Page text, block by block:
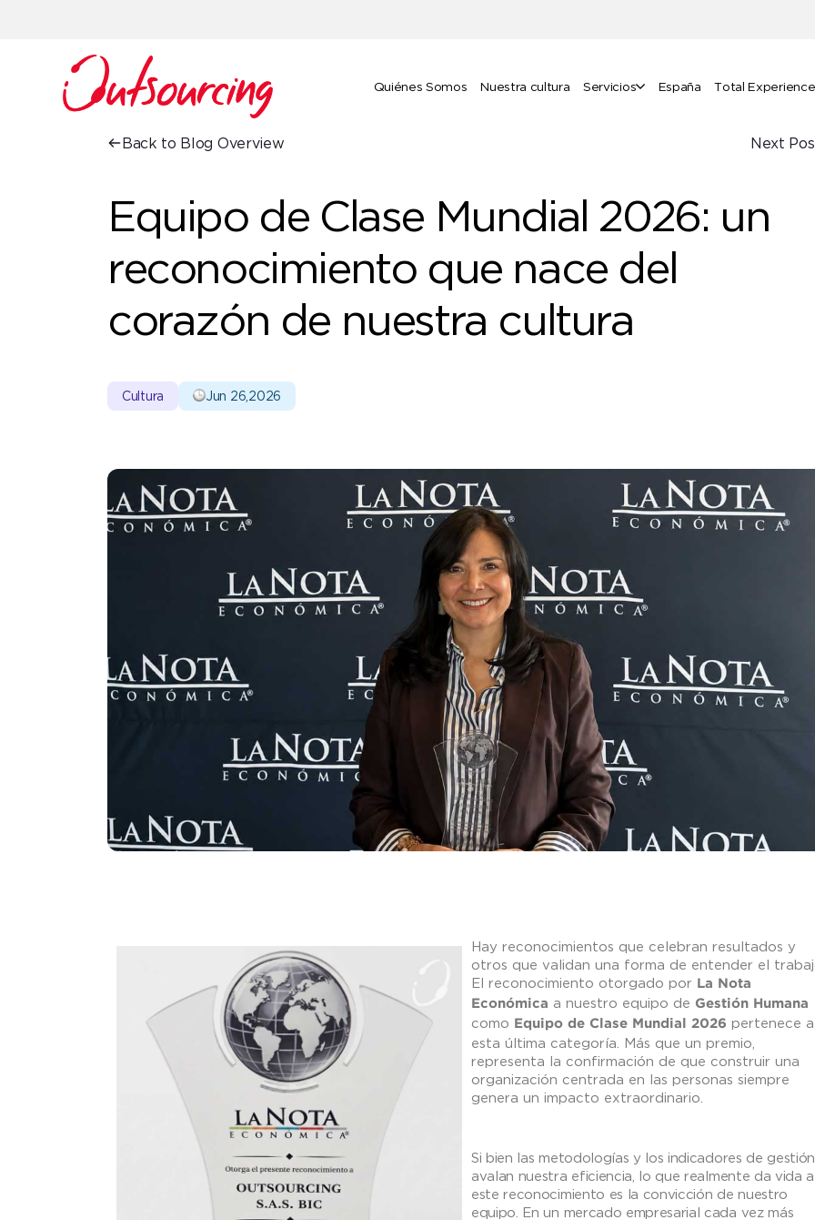
Quiénes Somos Nuestra cultura Servicios España Total Experience
Back to Blog Overview Next
Equipo de Clase Mundial 2026: un
reconocimiento que nace del
corazón de nuestra cultura
Cultura Jun 26,2026
Hay reconocimientos que celebran resultados y
otros que validan una forma de entender el
El reconocimiento otorgado por
La Nota
Económica a nuestro equipo de Gestión Humana
como Equipo de Clase Mundial 2026 pertenece a
esta última categoría. Más que un premio,
representa la confirmación de que construir una
organización centrada en las personas siempre
genera un impacto extraordinario.
Si bien las metodologías y los indicadores de gestión
avalan nuestra eficiencia, lo que realmente da vida a
este reconocimiento es la convicción de nuestro
equipo. En un mercado empresarial cada vez más